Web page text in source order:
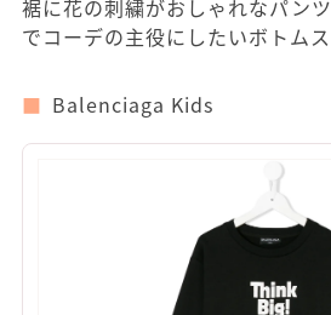
裾に花の刺繍がおしゃれなパン
でコーデの主役にしたいボトムス
Balenciaga Kids